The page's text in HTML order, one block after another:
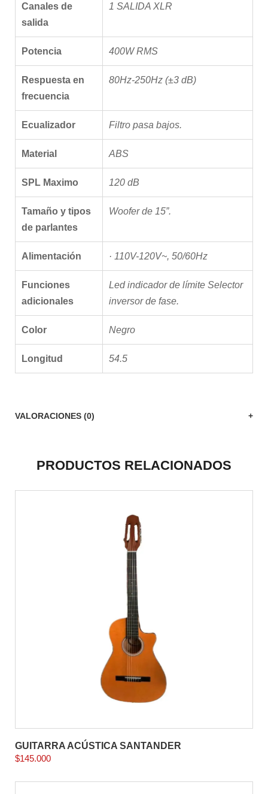
Canales de
salida
1 SALIDA XLR
Potencia 400W RMS
Respuesta en
frecuencia
80Hz-250Hz (±3 dB)
Ecualizador Filtro pasa bajos.
Material ABS
SPL Maximo 120 dB
Tamaño y tipos
de parlantes
Woofer de 15”.
Alimentación · 110V-120V~, 50/60Hz
Funciones
adicionales
Led indicador de límite Selector
inversor de fase.
Color Negro
Longitud 54.5
VALORACIONES (0)
PRODUCTOS RELACIONADOS
GUITARRA ACÚSTICA SANTANDER
$145.000